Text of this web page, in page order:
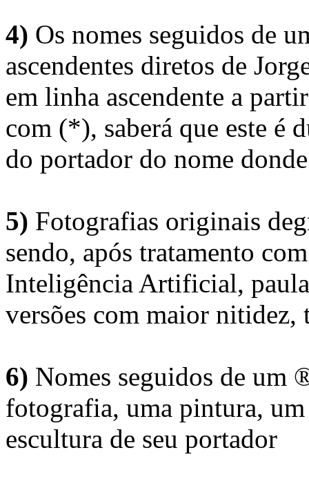
4) Os nomes seguidos de
ascendentes diretos de
em linha ascendente a
com (*), saberá que este é
do portador do nome
5) Fotografias originais
sendo, após tratamento
Inteligência Artificial,
versões com maior nitidez,
6) Nomes seguidos de um
fotografia, uma pintura,
escultura de seu portador